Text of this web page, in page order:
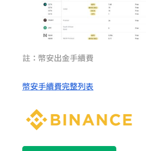
註：幣安出金手續費
幣安手續費完整列表